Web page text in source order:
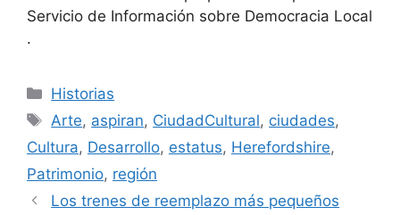
Servicio de Información sobre Democracia Local
.
Categorías
Historias
Etiquetas
Arte, aspiran, CiudadCultural, ciudades,
Cultura, Desarrollo, estatus, Herefordshire,
Patrimonio, región
Los trenes de reemplazo más pequeños